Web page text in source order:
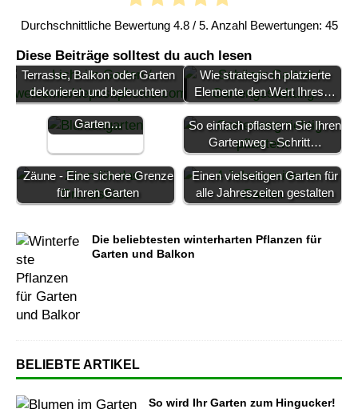
Durchschnittliche Bewertung 4.8/ 5. Anzahl Bewertungen: 45
Diese Beiträge solltest du auch lesen
Terrasse, Balkon oder Garten
dekorieren und beleuchten
Wie strategisch platzierte
Elemente den Wert Ihres…
Die ultimative
Anleitung für
einen blühenden
Garten…
So einfach pflastern Sie Ihren
Gartenweg - Schritt…
Zäune - Eine sichere Grenze
für Ihren Garten
Einen vielseitigen Garten für
alle Jahreszeiten gestalten
Die beliebtesten winterharten Pflanzen für
Garten und Balkon
BELIEBTE ARTIKEL
So wird Ihr Garten zum Hingucker!